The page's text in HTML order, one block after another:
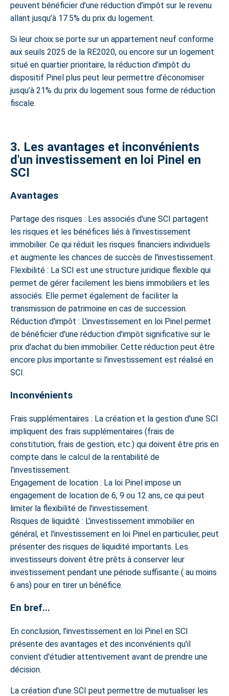
peuvent bénéficier d’une réduction d’impôt sur le revenu
allant jusqu’à 17.5% du prix du logement.
Si leur choix se porte sur un appartement neuf conforme
aux seuils 2025 de la RE2020, ou encore sur un logement
situé en quartier prioritaire, la réduction d’impôt du
dispositif Pinel plus peut leur permettre d’économiser
jusqu’à 21% du prix du logement sous forme de réduction
fiscale.
3. Les avantages et inconvénients
d'un investissement en loi Pinel en
SCI
Avantages
Partage des risques : Les associés d'une SCI partagent
les risques et les bénéfices liés à l'investissement
immobilier. Ce qui réduit les risques financiers individuels
et augmente les chances de succès de l'investissement.
Flexibilité : La SCI est une structure juridique flexible qui
permet de gérer facilement les biens immobiliers et les
associés. Elle permet également de faciliter la
transmission de patrimoine en cas de succession.
Réduction d'impôt : L'investissement en loi Pinel permet
de bénéficier d'une réduction d'impôt significative sur le
prix d'achat du bien immobilier. Cette réduction peut être
encore plus importante si l'investissement est réalisé en
SCI.
Inconvénients
Frais supplémentaires : La création et la gestion d'une SCI
impliquent des frais supplémentaires (frais de
constitution, frais de gestion, etc.) qui doivent être pris en
compte dans le calcul de la rentabilité de
l'investissement.
Engagement de location : La loi Pinel impose un
engagement de location de 6, 9 ou 12 ans, ce qui peut
limiter la flexibilité de l'investissement.
Risques de liquidité : L'investissement immobilier en
général, et l'investissement en loi Pinel en particulier, peut
présenter des risques de liquidité importants. Les
investisseurs doivent être prêts à conserver leur
investissement pendant une période suffisante ( au moins
6 ans) pour en tirer un bénéfice.
En bref...
En conclusion, l'investissement en loi Pinel en SCI
présente des avantages et des inconvénients qu'il
convient d'étudier attentivement avant de prendre une
décision.
La création d'une SCI peut permettre de mutualiser les